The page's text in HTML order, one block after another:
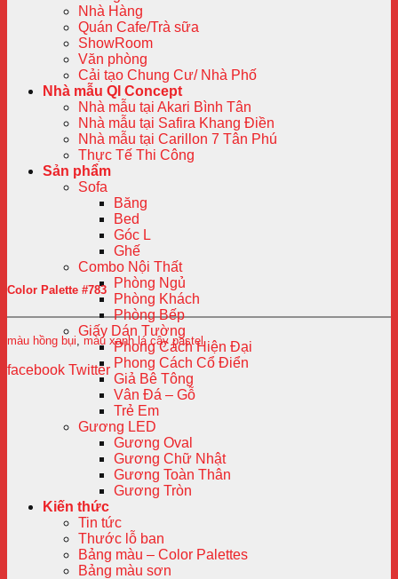
Nhà Hàng
Quán Cafe/Trà sữa
ShowRoom
Văn phòng
Cải tạo Chung Cư/ Nhà Phố
Nhà mẫu QI Concept
Nhà mẫu tại Akari Bình Tân
Nhà mẫu tại Safira Khang Điền
Nhà mẫu tại Carillon 7 Tân Phú
Thực Tế Thi Công
Sản phẩm
Sofa
Băng
Bed
Góc L
Ghế
Combo Nội Thất
Phòng Ngủ
Phòng Khách
Phòng Bếp
Giấy Dán Tường
Phong Cách Hiện Đại
Phong Cách Cổ Điển
Giả Bê Tông
Vân Đá – Gỗ
Trẻ Em
Gương LED
Gương Oval
Gương Chữ Nhật
Gương Toàn Thân
Gương Tròn
Kiến thức
Tin tức
Thước lỗ ban
Bảng màu – Color Palettes
Bảng màu sơn
Color Palette #783
màu hồng bụi, màu xanh lá cây pastel
facebook Twitter